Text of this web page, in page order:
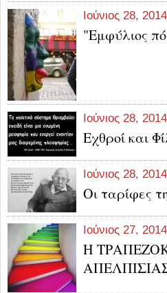
Ιούνιος 28,
"Εμφύλιος
Ιούνιος 28,
Εχθροί και
Ιούνιος 28,
Οι ταρίφες
Ιούνιος 27,
Η